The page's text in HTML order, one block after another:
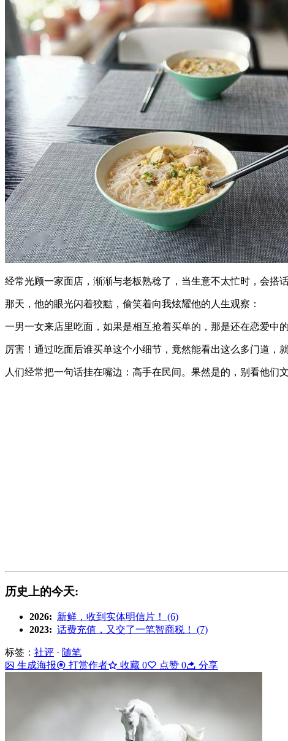
经常光顾一家面店，渐渐与老板熟稔了，当生意不太忙时，会搭话
那天，他的眼光闪着狡黠，偷笑着向我炫耀他的人生观察：
一男一女来店里吃面，如果是相互抢着买单的，那是还在恋爱中
厉害！通过吃面后谁买单这个小细节，竟然能看出这么多门道，
人们经常把一句话挂在嘴边：高手在民间。果然是的，别看他们
历史上的今天:
2026: 新鲜，收到实体明信片！ (6)
2023: 话费充值，又交了一笔智商税！ (7)
标签： 社评 · 随笔
生成海报
打赏作者 收藏 0 点赞 0 分享